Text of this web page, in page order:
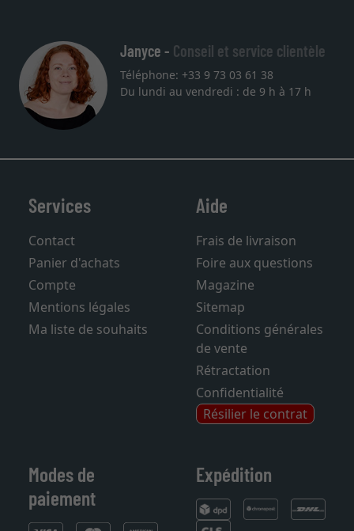
Janyce - Conseil et service clientèle
Téléphone: +33 9 73 03 61 38
Du lundi au vendredi : de 9 h à 17 h
Services
Contact
Panier d'achats
Compte
Mentions légales
Ma liste de souhaits
Aide
Frais de livraison
Foire aux questions
Magazine
Sitemap
Conditions générales
de vente
Rétractation
Confidentialité
Résilier le contrat
Modes de
paiement
Expédition